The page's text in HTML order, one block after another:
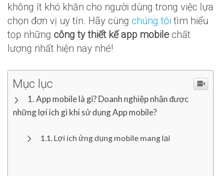
không ít khó khăn cho người dùng trong việc lựa
chọn đơn vị uy tín. Hãy cùng chúng tôi tìm hiểu
top những công ty thiết kế app mobile chất
lượng nhất hiện nay nhé!
Mục lục
App mobile là gì? Doanh nghiệp nhận được
những lợi ích gì khi sử dụng App mobile?
Lợi ích ứng dụng mobile mang lại